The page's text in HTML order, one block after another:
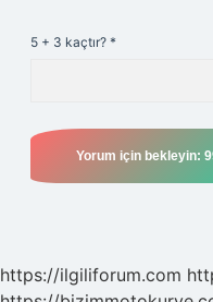
5 + 3 kaçtır? *
https://ilgiliforum.com